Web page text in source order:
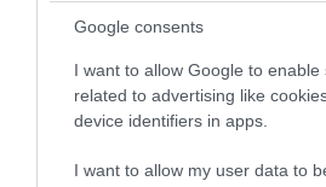
Google consents
I want to allow Google to enable
related to advertising like
device identifiers in apps.
I want to allow my user data to